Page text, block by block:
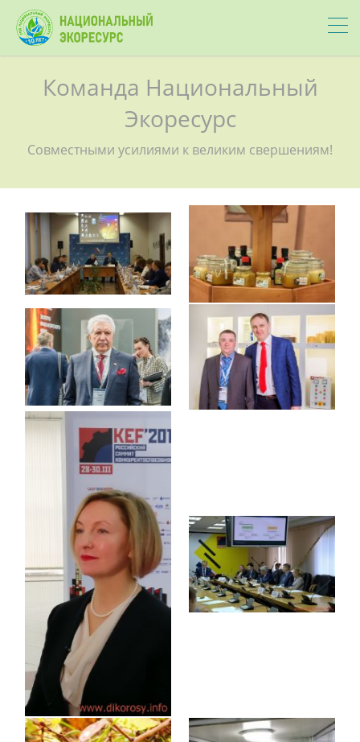
Команда Национальный
Экоресурс
Совместными усилиями к великим свершениям!